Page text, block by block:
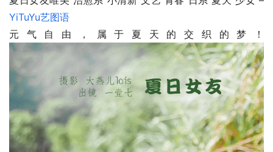
YiTuYu艺图语
元气自由，属于夏天的交织的梦！